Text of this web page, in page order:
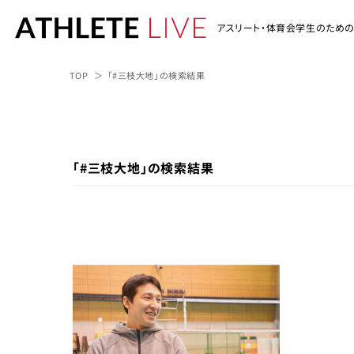
アスリート・体育会学生のため
TOP 「#三枝大地」の検索結果
「#三枝大地」の検索結果